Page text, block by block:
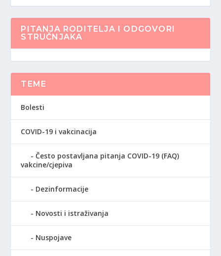
PITANJA RODITELJA I ODGOVORI
STRUČNJAKA
TEME
Bolesti
COVID-19 i vakcinacija
Često postavljana pitanja COVID-19 (FAQ)
vakcine/cjepiva
Dezinformacije
Novosti i istraživanja
Nuspojave